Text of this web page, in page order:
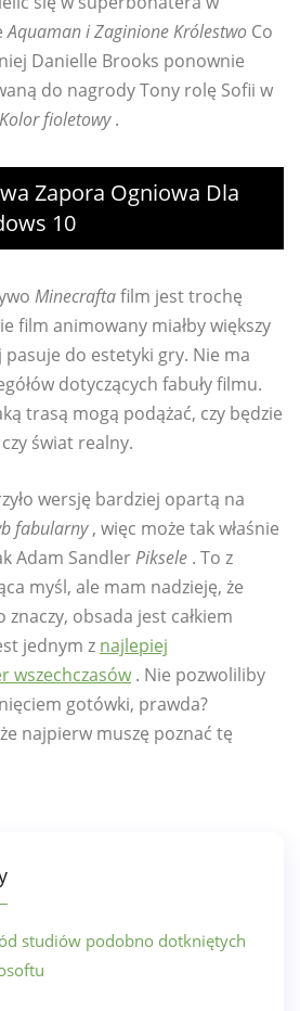
Aquaman i Zaginione Królestwo Co
Danielle Brooks ponownie
do nagrody Tony rolę Sofii w
Kolor fioletowy.
Zapora Ogniowa Dla
10
Minecraftafilm jest trochę
film animowany miałby większy
pasuje do estetyki gry. Nie ma
dotyczących fabuły filmu.
trasą mogą podążać, czy będzie
świat realny.
wersję bardziej opartą na
fabularny, więc może tak właśnie
Adam SandlerPiksele . To z
myśl, ale mam nadzieję, że
znaczy, obsada jest całkiem
jednym z najlepiej
wszechczasów. Nie pozwoliliby
gotówki, prawda?
najpierw muszę poznać tę
studiów podobno dotkniętych